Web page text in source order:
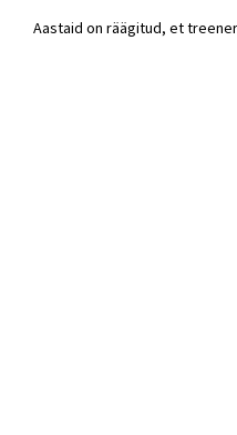
Aastaid on räägitud, et